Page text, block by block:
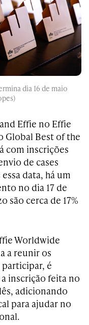
dia 16 de maio
Effie no Effie
Global Best of the
com inscrições
de cases
data, há um
no dia 17 de
são cerca de 17%
Worldwide
a reunir os
participar, é
inscrição feita no
adicionando
para ajudar no